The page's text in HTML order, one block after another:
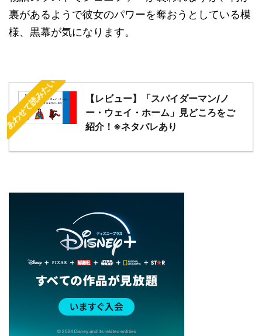
裏があるようで彼女のパワーを奪おうとしている模
様、黒幕が気になります。
あわせて読みたい
【レビュー】「スパイダーマン/ノ
ー・ウェイ・ホーム」見どころをご
紹介！※ネタバレあり